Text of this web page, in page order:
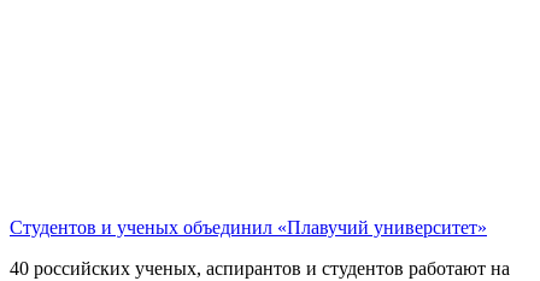
Студентов и ученых объединил «Плавучий университет»
40 российских ученых, аспирантов и студентов работают на